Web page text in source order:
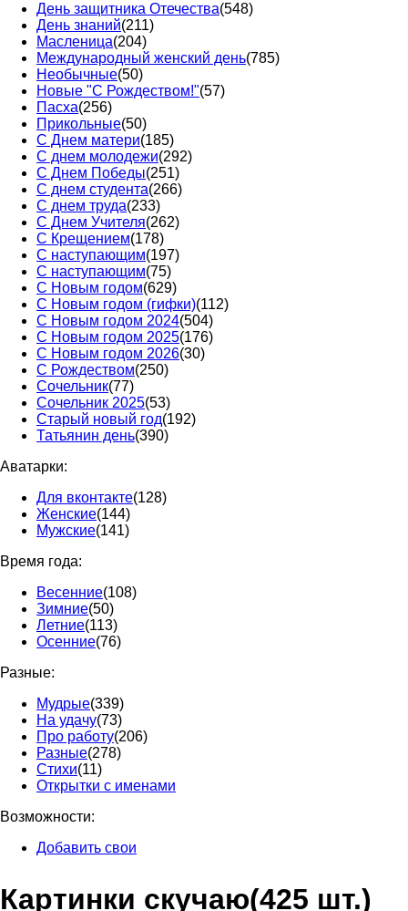
День защитника Отечества(548)
День знаний(211)
Масленица(204)
Международный женский день(785)
Необычные(50)
Новые "С Рождеством!"(57)
Пасха(256)
Прикольные(50)
С Днем матери(185)
С днем молодежи(292)
С Днем Победы(251)
С днем студента(266)
С днем труда(233)
С Днем Учителя(262)
С Крещением(178)
С наступающим(197)
С наступающим(75)
С Новым годом(629)
С Новым годом (гифки)(112)
С Новым годом 2024(504)
С Новым годом 2025(176)
С Новым годом 2026(30)
С Рождеством(250)
Сочельник(77)
Сочельник 2025(53)
Старый новый год(192)
Татьянин день(390)
Аватарки:
Для вконтакте(128)
Женские(144)
Мужские(141)
Время года:
Весенние(108)
Зимние(50)
Летние(113)
Осенние(76)
Разные:
Мудрые(339)
На удачу(73)
Про работу(206)
Разные(278)
Стихи(11)
Открытки с именами
Возможности:
Добавить свои
Картинки скучаю(425 шт.)